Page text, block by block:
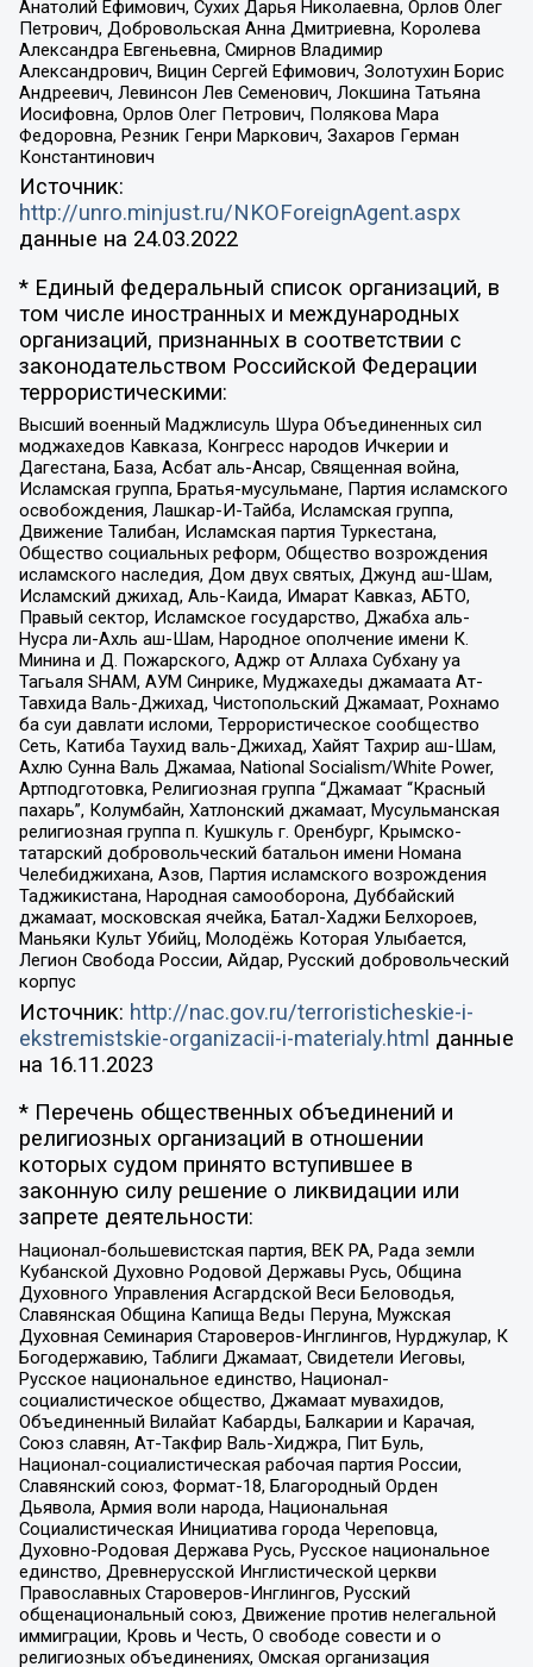
Анатолий Ефимович, Сухих Дарья Николаевна, Орлов Олег
Петрович, Добровольская Анна Дмитриевна, Королева
Александра Евгеньевна, Смирнов Владимир
Александрович, Вицин Сергей Ефимович, Золотухин Борис
Андреевич, Левинсон Лев Семенович, Локшина Татьяна
Иосифовна, Орлов Олег Петрович, Полякова Мара
Федоровна, Резник Генри Маркович, Захаров Герман
Константинович
Источник:
http://unro.minjust.ru/NKOForeignAgent.aspx
данные на 24.03.2022
* Единый федеральный список организаций, в
том числе иностранных и международных
организаций, признанных в соответствии с
законодательством Российской Федерации
террористическими:
Высший военный Маджлисуль Шура Объединенных сил
моджахедов Кавказа, Конгресс народов Ичкерии и
Дагестана, База, Асбат аль-Ансар, Священная война,
Исламская группа, Братья-мусульмане, Партия исламского
освобождения, Лашкар-И-Тайба, Исламская группа,
Движение Талибан, Исламская партия Туркестана,
Общество социальных реформ, Общество возрождения
исламского наследия, Дом двух святых, Джунд аш-Шам,
Исламский джихад, Аль-Каида, Имарат Кавказ, АБТО,
Правый сектор, Исламское государство, Джабха аль-
Нусра ли-Ахль аш-Шам, Народное ополчение имени К.
Минина и Д. Пожарского, Аджр от Аллаха Субхану уа
Тагьаля SHAM, АУМ Синрике, Муджахеды джамаата Ат-
Тавхида Валь-Джихад, Чистопольский Джамаат, Рохнамо
ба суи давлати исломи, Террористическое сообщество
Сеть, Катиба Таухид валь-Джихад, Хайят Тахрир аш-Шам,
Ахлю Сунна Валь Джамаа, National Socialism/White Power,
Артподготовка, Религиозная группа “Джамаат “Красный
пахарь”, Колумбайн, Хатлонский джамаат, Мусульманская
религиозная группа п. Кушкуль г. Оренбург, Крымско-
татарский добровольческий батальон имени Номана
Челебиджихана, Азов, Партия исламского возрождения
Таджикистана, Народная самооборона, Дуббайский
джамаат, московская ячейка, Батал-Хаджи Белхороев,
Маньяки Культ Убийц, Молодёжь Которая Улыбается,
Легион Свобода России, Айдар, Русский добровольческий
корпус
Источник: http://nac.gov.ru/terroristicheskie-i-
ekstremistskie-organizacii-i-materialy.html данные
на 16.11.2023
* Перечень общественных объединений и
религиозных организаций в отношении
которых судом принято вступившее в
законную силу решение о ликвидации или
запрете деятельности:
Национал-большевистская партия, ВЕК РА, Рада земли
Кубанской Духовно Родовой Державы Русь, Община
Духовного Управления Асгардской Веси Беловодья,
Славянская Община Капища Веды Перуна, Мужская
Духовная Семинария Староверов-Инглингов, Нурджулар, К
Богодержавию, Таблиги Джамаат, Свидетели Иеговы,
Русское национальное единство, Национал-
социалистическое общество, Джамаат мувахидов,
Объединенный Вилайат Кабарды, Балкарии и Карачая,
Союз славян, Ат-Такфир Валь-Хиджра, Пит Буль,
Национал-социалистическая рабочая партия России,
Славянский союз, Формат-18, Благородный Орден
Дьявола, Армия воли народа, Национальная
Социалистическая Инициатива города Череповца,
Духовно-Родовая Держава Русь, Русское национальное
единство, Древнерусской Инглистической церкви
Православных Староверов-Инглингов, Русский
общенациональный союз, Движение против нелегальной
иммиграции, Кровь и Честь, О свободе совести и о
религиозных объединениях, Омская организация